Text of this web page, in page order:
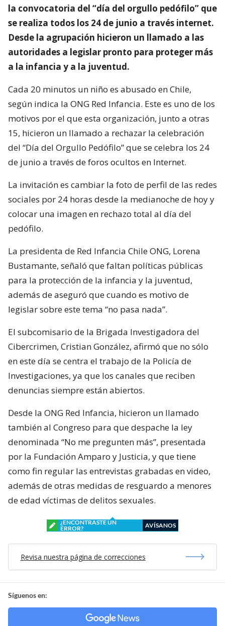
la convocatoria del “día del orgullo pedófilo” que
se realiza todos los 24 de junio a través internet.
Desde la agrupación hicieron un llamado a las
autoridades a legislar pronto para proteger más
a la infancia y a la juventud.
Cada 20 minutos un niño es abusado en Chile,
según indica la ONG Red Infancia. Este es uno de los
motivos por el que esta organización, junto a otras
15, hicieron un llamado a rechazar la celebración
del “Día del Orgullo Pedófilo” que se celebra los 24
de junio a través de foros ocultos en Internet.
La invitación es cambiar la foto de perfil de las redes
sociales por 24 horas desde la medianoche de hoy y
colocar una imagen en rechazo total al día del
pedófilo.
La presidenta de Red Infancia Chile ONG, Lorena
Bustamante, señaló que faltan políticas públicas
para la protección de la infancia y la juventud,
además de aseguró que cuando es motivo de
legislar sobre este tema “no pasa nada”.
El subcomisario de la Brigada Investigadora del
Cibercrimen, Cristian González, afirmó que no sólo
en este día se centra el trabajo de la Policía de
Investigaciones, ya que los canales que reciben
denuncias siempre están abiertos.
Desde la ONG Red Infancia, hicieron un llamado
también al Congreso para que despache la ley
denominada “No me pregunten más”, presentada
por la Fundación Amparo y Justicia, y que tiene
como fin regular las entrevistas grabadas en video,
además de otras medidas de resguardo a menores
de edad víctimas de delitos sexuales.
¿ENCONTRASTE UN
ERROR?
AVÍSANOS
Revisa nuestra página de correcciones
Síguenos en: